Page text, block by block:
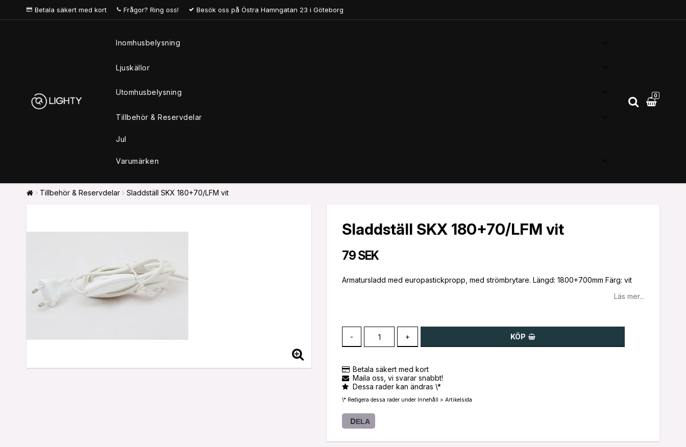
Betala säkert med kort Frågor? Ring oss! Besök oss på Östra Hamngatan 23 i Göteborg
Inomhusbelysning
Ljuskällor
Utomhusbelysning
Tillbehör & Reservdelar
Jul
Varumärken
0
Tillbehör & Reservdelar Sladdställ SKX 180+70/LFM vit
Sladdställ SKX 180+70/LFM vit
79 SEK
Armatursladd med europastickpropp, med strömbrytare. Längd: 1800+700mm Färg: vit
Läs mer...
- + KÖP
Betala säkert med kort
Maila oss, vi svarar snabbt!
Dessa rader kan ändras \*
\* Redigera dessa rader under Innehåll > Artikelsida
DELA